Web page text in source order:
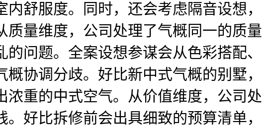
舒服度。同时，还会考虑隔音设想，
量维度，公司处理了气概同一的质量
问题。全案设想参谋会从色彩搭配、
协调分歧。好比新中式气概的别墅，
重的中式空气。从价值维度，公司处
好比拆修前会出具细致的预算清单，